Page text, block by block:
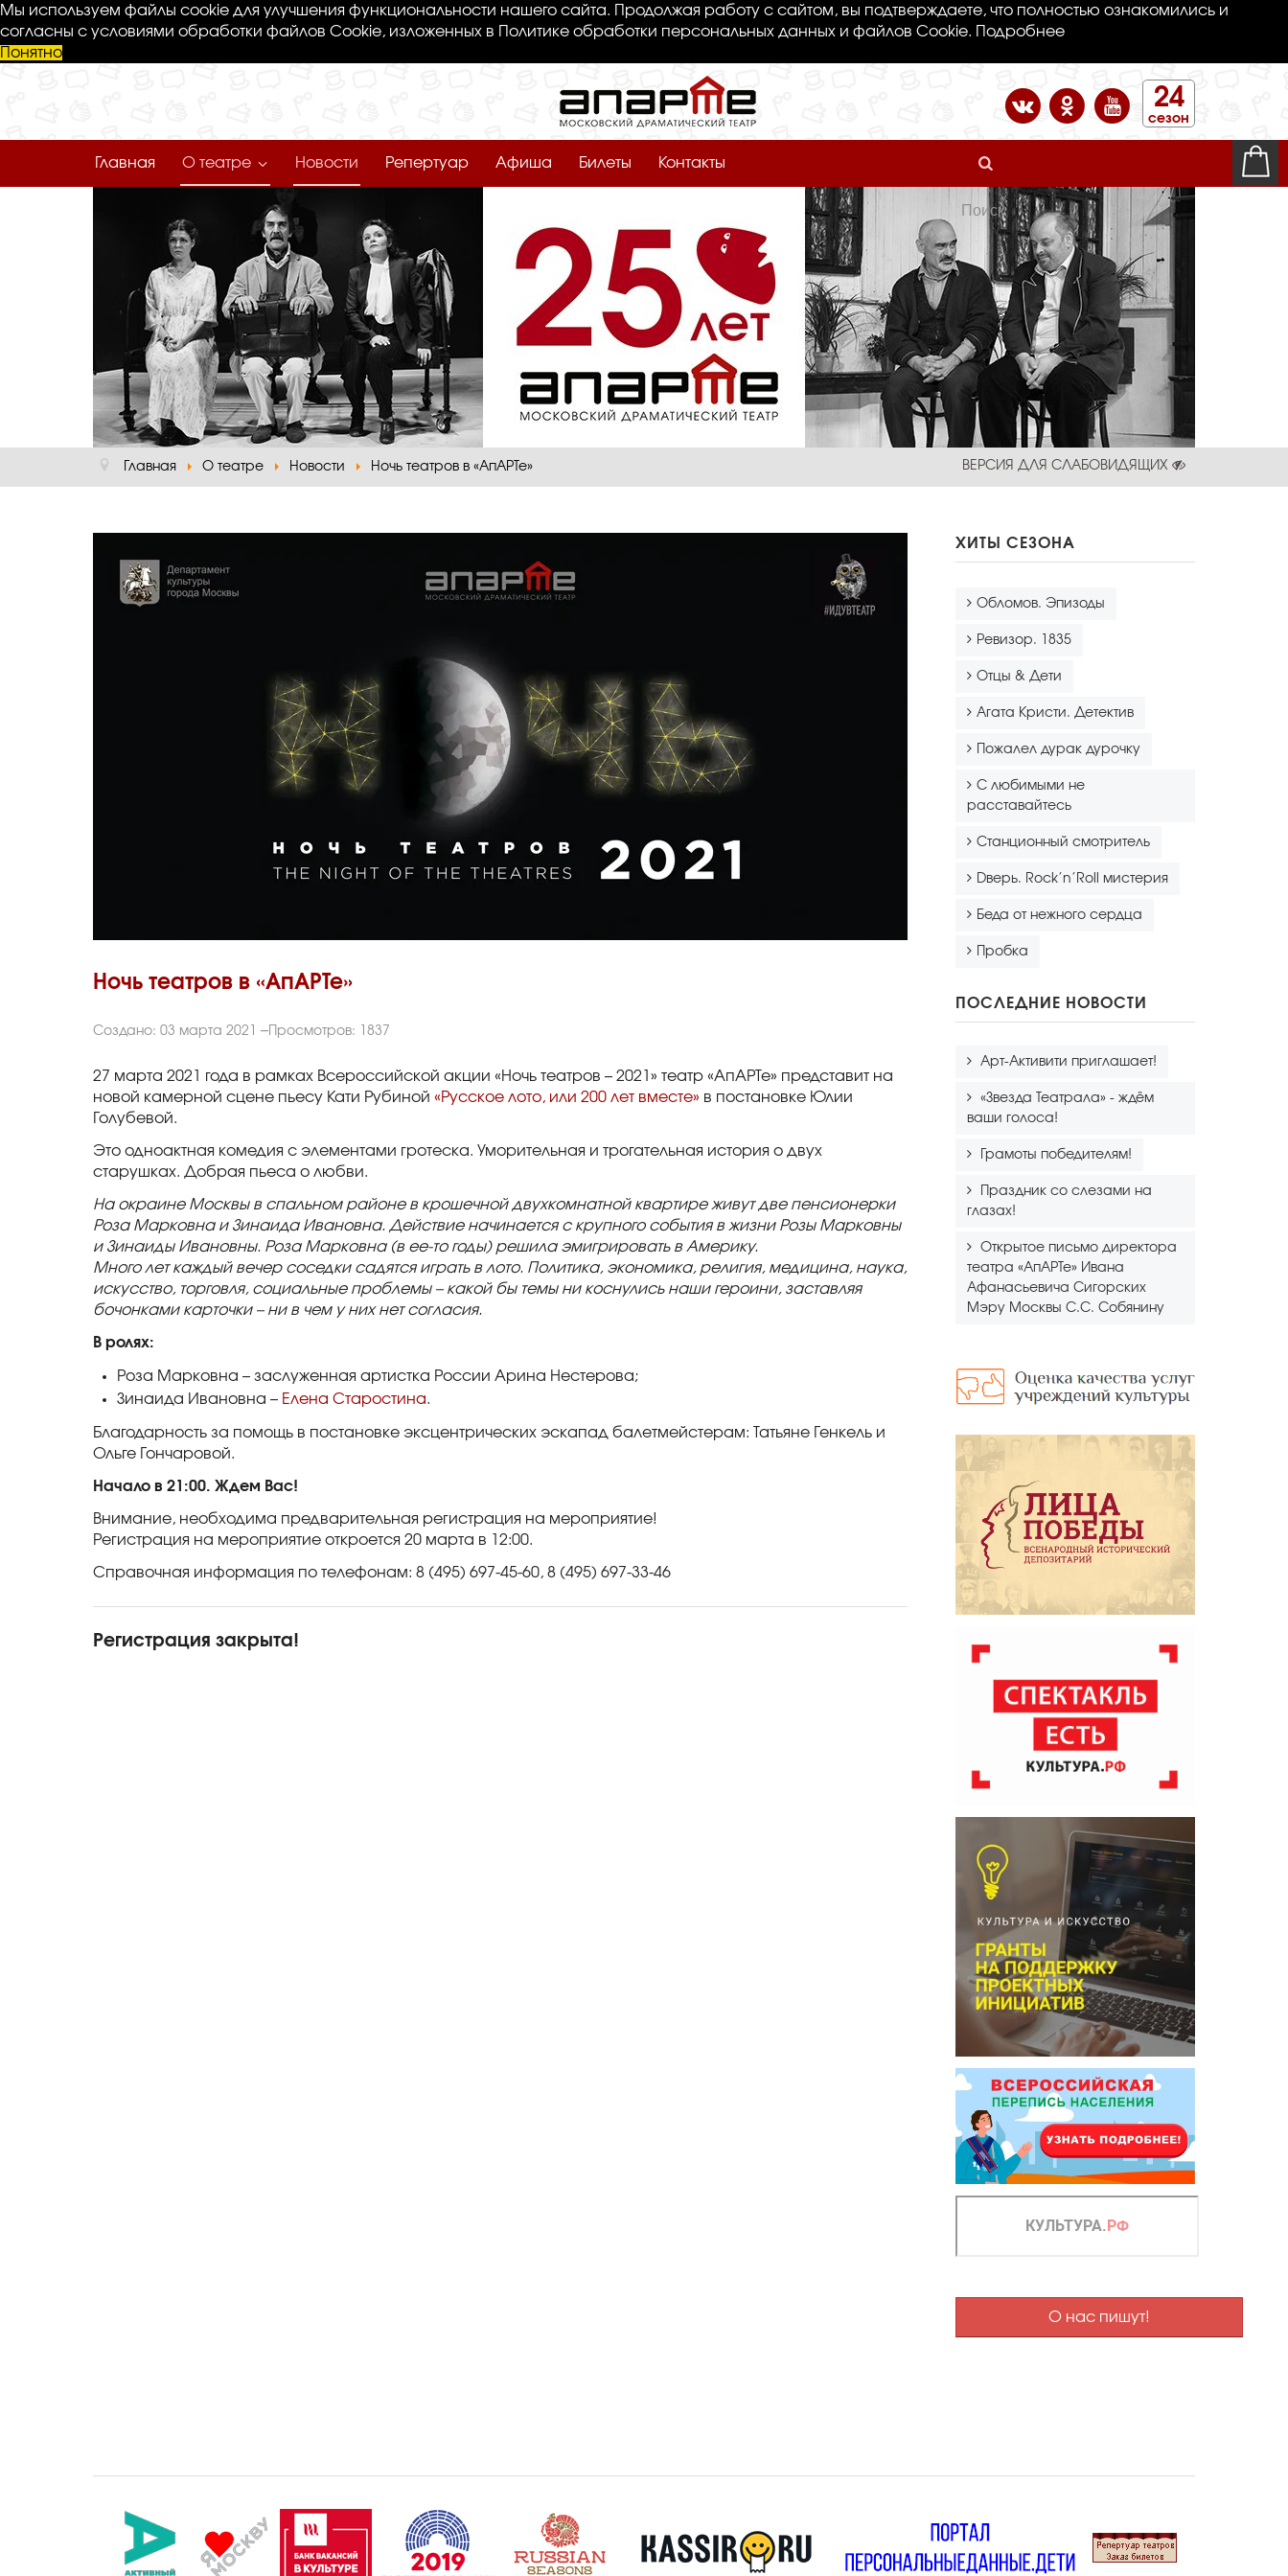
Мы используем файлы cookie для улучшения функциональности нашего сайта. Продолжая работу с сайтом, вы подтверждаете, что полностью ознакомились и
согласны с условиями обработки файлов Cookie, изложенных в Политике обработки персональных данных и файлов Cookie. Подробнее
Понятно
24
сезон
Главная О театре Новости Репертуар Афиша Билеты Контакты
Главная О театре Новости Ночь театров в «АпАРТе» ВЕРСИЯ ДЛЯ СЛАБОВИДЯЩИХ
Ночь театров в «АпАРТе»
Создано: 03 марта 2021 Просмотров: 1837
27 марта 2021 года в рамках Всероссийской акции «Ночь театров – 2021» театр «АпАРТе» представит на
новой камерной сцене пьесу Кати Рубиной «Русское лото, или 200 лет вместе» в постановке Юлии
Голубевой.
Это одноактная комедия с элементами гротеска. Уморительная и трогательная история о двух
старушках. Добрая пьеса о любви.
На окраине Москвы в спальном районе в крошечной двухкомнатной квартире живут две пенсионерки
Роза Марковна и Зинаида Ивановна. Действие начинается с крупного события в жизни Розы Марковны
и Зинаиды Ивановны. Роза Марковна (в ее-то годы) решила эмигрировать в Америку.
Много лет каждый вечер соседки садятся играть в лото. Политика, экономика, религия, медицина, наука,
искусство, торговля, социальные проблемы – какой бы темы ни коснулись наши героини, заставляя
бочонками карточки – ни в чем у них нет согласия.
В ролях:
Роза Марковна – заслуженная артистка России Арина Нестерова;
Зинаида Ивановна – Елена Старостина.
Благодарность за помощь в постановке эксцентрических эскапад балетмейстерам: Татьяне Генкель и
Ольге Гончаровой.
Начало в 21:00. Ждем Вас!
Внимание, необходима предварительная регистрация на мероприятие!
Регистрация на мероприятие откроется 20 марта в 12:00.
Справочная информация по телефонам: 8 (495) 697-45-60, 8 (495) 697-33-46
Регистрация закрыта!
ХИТЫ СЕЗОНА
Обломов. Эпизоды
Ревизор. 1835
Отцы & Дети
Агата Кристи. Детектив
Пожалел дурак дурочку
С любимыми не
расставайтесь
Станционный смотритель
Dверь. Rock’n’Roll мистерия
Беда от нежного сердца
Пробка
ПОСЛЕДНИЕ НОВОСТИ
Арт-Активити приглашает!
«Звезда Театрала» - ждём
ваши голоса!
Грамоты победителям!
Праздник со слезами на
глазах!
Открытое письмо директора
театра «АпАРТе» Ивана
Афанасьевича Сигорских
Мэру Москвы С.С. Собянину
О нас пишут!